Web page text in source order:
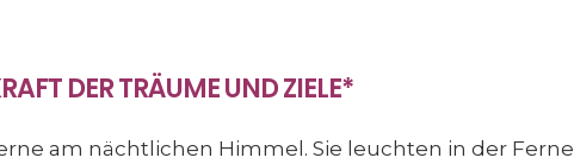
DER TRÄUME UND ZIELE*
am nächtlichen Himmel. Sie leuchten in der Ferne